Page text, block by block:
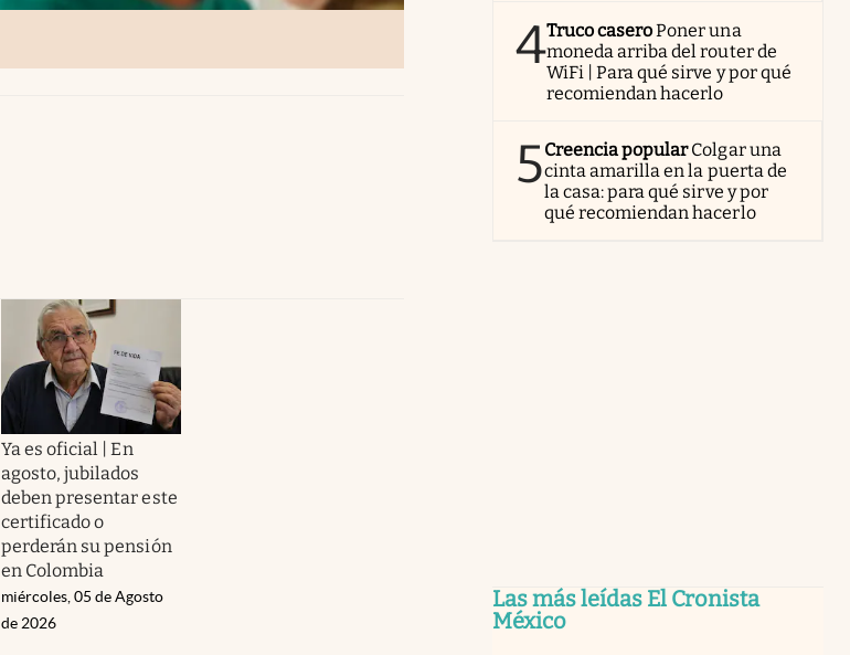
Ya es oficial | En
agosto, jubilados
deben presentar este
certificado o
perderán su pensión
en Colombia
miércoles, 05 de Agosto
de 2026
4Truco caseroPoner una
moneda arriba del router de
WiFi | Para qué sirve y por qué
recomiendan hacerlo
5Creencia popularColgar una
cinta amarilla en la puerta de
la casa: para qué sirve y por
qué recomiendan hacerlo
Las más leídas El Cronista
México